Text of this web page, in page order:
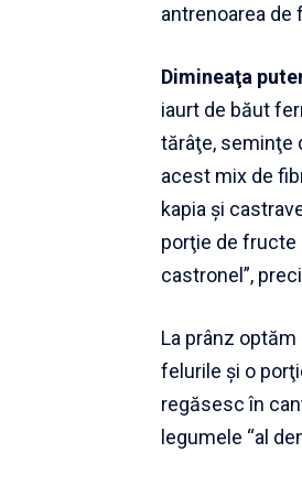
antrenoarea de
Dimineaţa
iaurt de băut
tărâţe, seminţe
acest mix de
kapia şi
porţie de fructe
castronel”,
La prânz
felurile şi o
regăsesc în
legumele “al